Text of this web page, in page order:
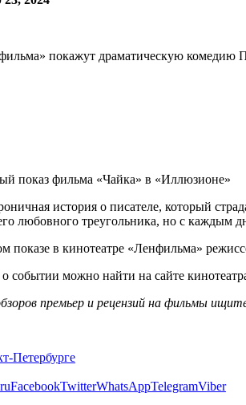
покажут драматическую комедию
история о писателе, который
любовного треугольника, но с каждым
показе в кинотеатре «Ленфильма»
событии можно найти на сайте
премьер и рецензий на фильмы
Петербурге
FacebookTwitterWhatsAppTelegramViber